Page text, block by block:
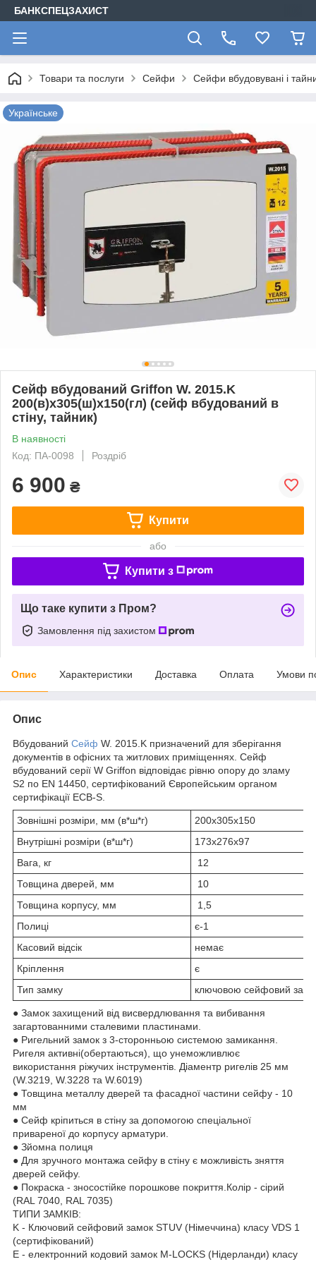
БАНКСПЕЦЗАХИСТ
Товари та послуги Сейфи Сейфи вбудовувані і
Українське
Сейф вбудований Griffon W. 2015.K
200(в)х305(ш)х150(гл) (сейф вбудований в
стіну, тайник)
В наявності
Код: ПА-0098
Роздріб
6 900 ₴
Купити
або
Купити з
Що таке купити з Пром?
Замовлення під захистом
Опис Характеристики Доставка Оплата Умови
Опис
Вбудований Сейф W. 2015.K призначений для зберігання
документів в офісних та житлових приміщеннях. Сейф
вбудований серії W Griffon відповідає рівню опору до зламу
S2 по EN 14450, сертифікований Європейським органом
сертифікації ECB-S.
Зовнішні розміри, мм (в*ш*г)
200х305х150
Внутрішні розміри (в*ш*г)
173х276х97
Вага, кг
12
Товщина дверей, мм
10
Товщина корпусу, мм
1,5
Полиці
є-1
Касовий відсік
немає
Кріплення
є
Тип замку
ключовою сейфовий
● Замок захищений від висвердлювання та вибивання
загартованними сталевими пластинами.
● Ригельний замок з 3-сторонньою системою замикання.
Ригеля активні(обертаються), що унеможливлює
використання ріжучих інструментів. Діаментр ригелів 25 мм
(W.3219, W.3228 та W.6019)
● Товщина металлу дверей та фасадної частини сейфу - 10
мм
● Сейф кріпиться в стіну за допомогою спеціальної
привареної до корпусу арматури.
● Зйомна полиця
● Для зручного монтажа сейфу в стіну є можливість зняття
дверей сейфу.
● Покраска - зносостійке порошкове покриття.Колір - сірий
(RAL 7040, RAL 7035)
ТИПИ ЗАМКІВ:
K - Ключовий сейфовий замок STUV (Німеччина) класу VDS 1
(сертифікований)
E - електронний кодовий замок M-LOCKS (Нідерланди) класу